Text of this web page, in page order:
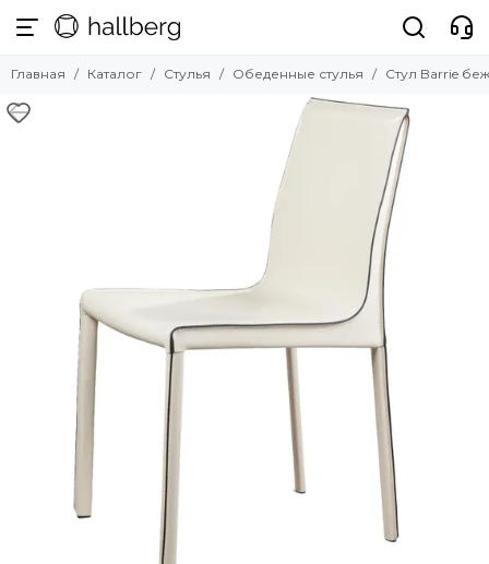
Стулья
Обеденные стулья
Главная Каталог Стулья Обеденные стулья Стул Barrie